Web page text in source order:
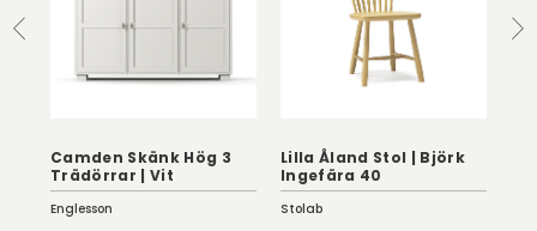
Camden Skänk Hög 3
Trädörrar | Vit
Englesson
Lilla Åland Stol | Björk
Ingefära 40
Stolab